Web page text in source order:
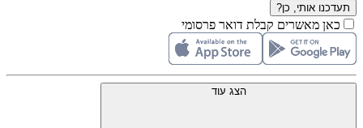
תעדכנו אותי, כן?
כאן מאשרים קבלת דואר פרסומי
הצג עוד